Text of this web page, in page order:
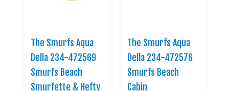
The Smurfs Aqua
Della 234-472569
Smurfs Beach
Smurfette & Hefty
The Smurfs Aqua
Della 234-472576
Smurfs Beach
Cabin